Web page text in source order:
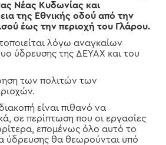
Νέας Κυδωνίας και
της Εθνικής οδού από την
έως την περιοχή του Γλάρου.
λόγω αναγκαίων
ύδρευσης της ΔΕΥΑΧ και του
των πολιτών των
είναι πιθανό να
σε περίπτωση που οι εργασίες
επομένως όλο αυτό το
ύδρευσης θα θεωρούνται υπό